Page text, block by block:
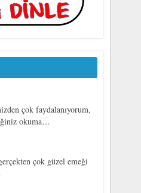
çok faydalanıyorum,
okuma…
çok güzel emeği